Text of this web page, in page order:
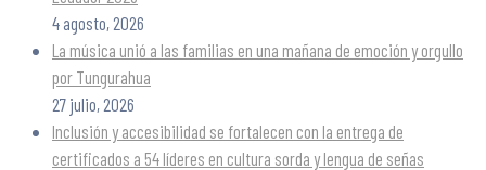
4 agosto, 2026
La música unió a las familias en una mañana de emoción y orgullo
por Tungurahua
27 julio, 2026
Inclusión y accesibilidad se fortalecen con la entrega de
certificados a 54 líderes en cultura sorda y lengua de señas